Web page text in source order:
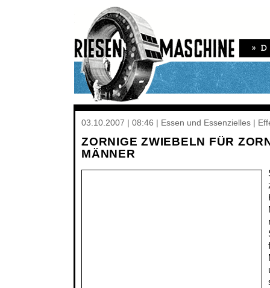
03.10.2007 | 08:46 | Essen und Essenzielles |
ZORNIGE ZWIEBELN FÜR
MÄNNER